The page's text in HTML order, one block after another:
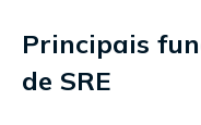
Principais
de SRE